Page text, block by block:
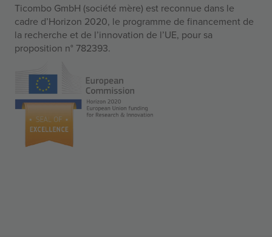
Ticombo GmbH (société mère) est reconnue dans le
cadre d’Horizon 2020, le programme de financement de
la recherche et de l’innovation de l’UE, pour sa
proposition n° 782393.